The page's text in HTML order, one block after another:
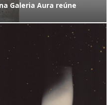
Galeria Aura reúne